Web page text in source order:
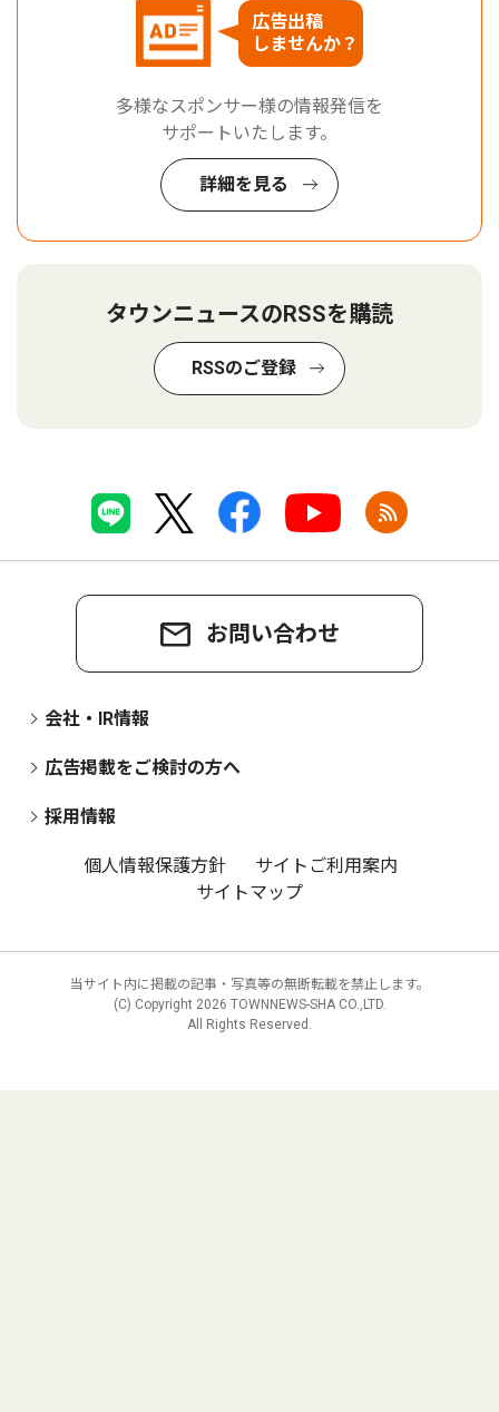
広告出稿
しませんか？
多様なスポンサー様の情報発信を
サポートいたします。
詳細を見る
タウンニュースのRSSを購読
RSSのご登録
お問い合わせ
会社・IR情報
広告掲載をご検討の方へ
採用情報
個人情報保護方針
サイトご利用案内
サイトマップ
当サイト内に掲載の記事・写真等の無断転載を禁止します。
(C) Copyright 2026 TOWNNEWS-SHA CO.,LTD.
All Rights Reserved.